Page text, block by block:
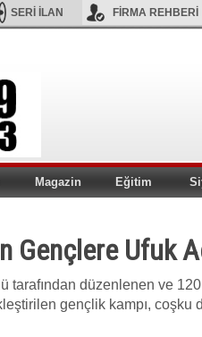
SERİ İLAN FİRMA REHBERİ
Magazin Eğitim
Gençlere Ufuk
düzenlenen ve 120
gençlik kampı, coşku